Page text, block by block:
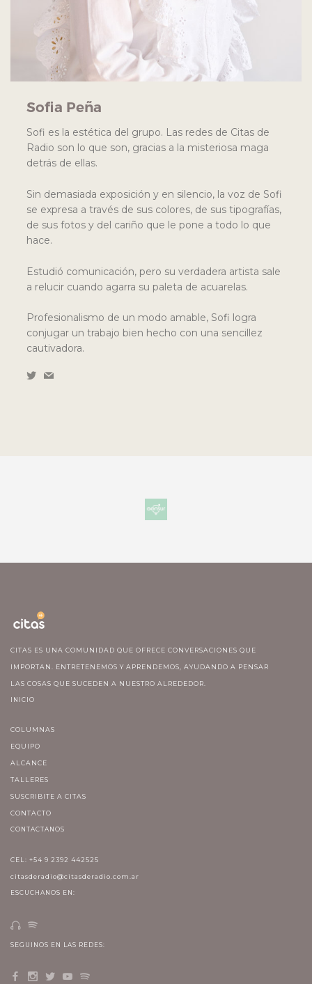
Sofia Peña
Sofi es la estética del grupo. Las redes de Citas de
Radio son lo que son, gracias a la misteriosa maga
detrás de ellas.
Sin demasiada exposición y en silencio, la voz de Sofi
se expresa a través de sus colores, de sus tipografías,
de sus fotos y del cariño que le pone a todo lo que
hace.
Estudió comunicación, pero su verdadera artista sale
a relucir cuando agarra su paleta de acuarelas.
Profesionalismo de un modo amable, Sofi logra
conjugar un trabajo bien hecho con una sencillez
cautivadora.
CITAS ES UNA COMUNIDAD QUE OFRECE CONVERSACIONES QUE
IMPORTAN. ENTRETENEMOS Y APRENDEMOS, AYUDANDO A PENSAR
LAS COSAS QUE SUCEDEN A NUESTRO ALREDEDOR.
INICIO
COLUMNAS
EQUIPO
ALCANCE
TALLERES
SUSCRIBITE A CITAS
CONTACTO
CONTACTANOS
CEL: +54 9 2392 442525
citasderadio@citasderadio.com.ar
ESCUCHANOS EN:
SEGUINOS EN LAS REDES: